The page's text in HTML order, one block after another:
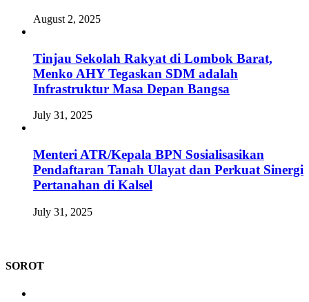
August 2, 2025
Tinjau Sekolah Rakyat di Lombok Barat,
Menko AHY Tegaskan SDM adalah
Infrastruktur Masa Depan Bangsa
July 31, 2025
Menteri ATR/Kepala BPN Sosialisasikan
Pendaftaran Tanah Ulayat dan Perkuat Sinergi
Pertanahan di Kalsel
July 31, 2025
SOROT